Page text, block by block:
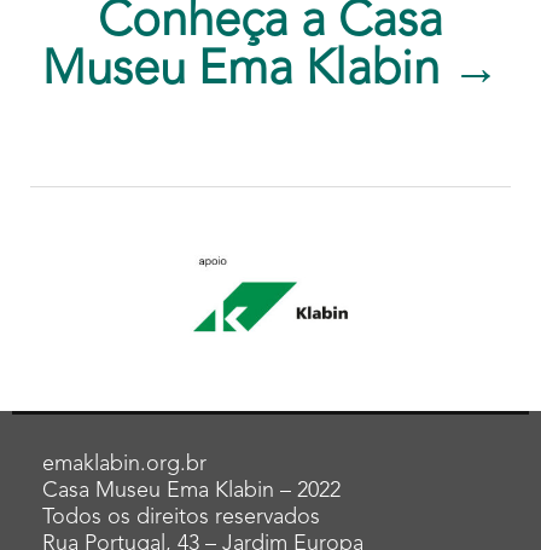
Conheça a Casa
Museu Ema Klabin →
emaklabin.org.br
Casa Museu Ema Klabin – 2022
Todos os direitos reservados
Rua Portugal, 43 – Jardim Europa